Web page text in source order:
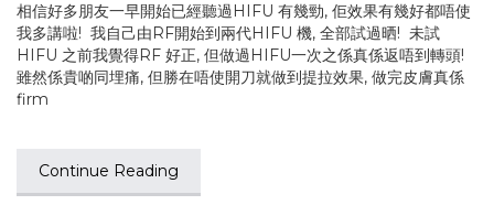
相信好多朋友一早開始已經聽過HIFU 有幾勁, 佢效果有幾好都唔使
我多講啦! 我自己由RF開始到兩代HIFU 機, 全部試過晒! 未試
HIFU 之前我覺得RF 好正, 但做過HIFU一次之係真係返唔到轉頭!
雖然係貴啲同埋痛, 但勝在唔使開刀就做到提拉效果, 做完皮膚真係
firm
Continue Reading